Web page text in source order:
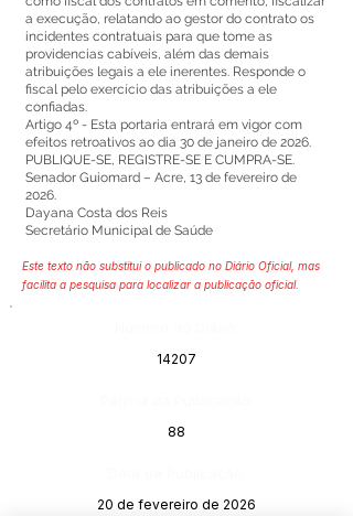
a execução, relatando ao gestor do contrato os
incidentes contratuais para que tome as
providencias cabíveis, além das demais
atribuições legais a ele inerentes. Responde o
fiscal pelo exercício das atribuições a ele
confiadas.
Artigo 4º - Esta portaria entrará em vigor com
efeitos retroativos ao dia 30 de janeiro de 2026.
PUBLIQUE-SE, REGISTRE-SE E CUMPRA-SE.
Senador Guiomard – Acre, 13 de fevereiro de
2026.
Dayana Costa dos Reis
Secretário Municipal de Saúde
Este texto não substitui o publicado no Diário Oficial, mas
facilita a pesquisa para localizar a publicação oficial.
14207
88
20 de fevereiro de 2026